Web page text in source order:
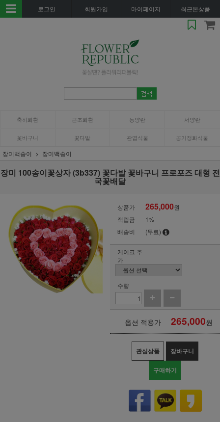
로그인 회원가입 마이페이지 최근본상품
축하화환 근조화환 동양란 서양란
꽃바구니 꽃다발 관엽식물 공기정화식물
장미백송이 장미백송이
장미 100송이꽃상자 (3b337) 꽃다발 꽃바구니 프로포즈 대형 전
국꽃배달
상품가 265,000원
적립금
1%
배송비
(무료)
케이크 추
가
수량
옵션 적용가 265,000원
관심상품 장바구니
구매하기